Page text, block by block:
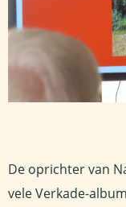
De oprichter van
vele Verkade-